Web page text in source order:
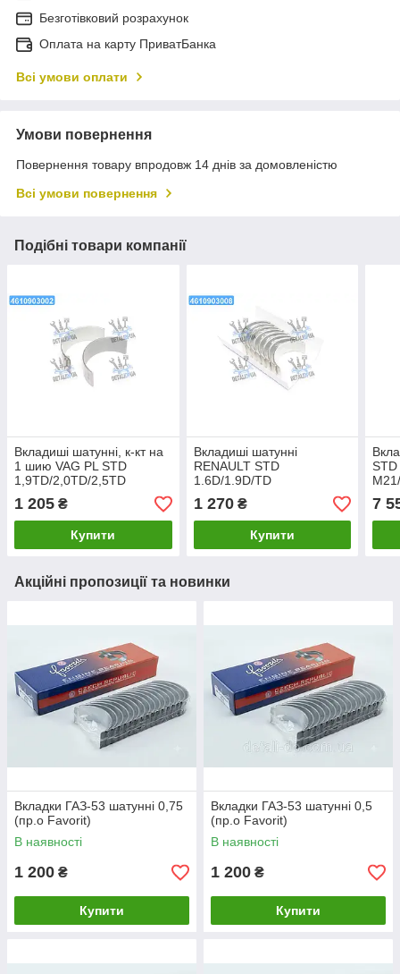
Безготівковий розрахунок
Оплата на карту ПриватБанка
Всі умови оплати
Умови повернення
Повернення товару впродовж 14 днів за домовленістю
Всі умови повернення
Подібні товари компанії
Вкладиші шатунні, к-кт на
1 шию VAG PL STD
1,9TD/2,0TD/2,5TD
SPUTTER (вир-во GLYCO)
71-3930 STD UA1
1 205 ₴
Купити
Вкладиші шатунні
RENAULT STD
1.6D/1.9D/TD
F8M/F8Q/F9Q БЕЗ ЗАМКУ
(вир-во GLYCO) 71-3988/4
STD UA1
1 270₴
Купити
STD
7
Акційні пропозиції та новинки
Вкладки ГАЗ-53 шатунні 0,75
(пр.о Favorit)
В наявності
1 200 ₴
Купити
Вкладки ГАЗ-53 шатунні 0,5
(пр.о Favorit)
В наявності
1 200 ₴
Купити